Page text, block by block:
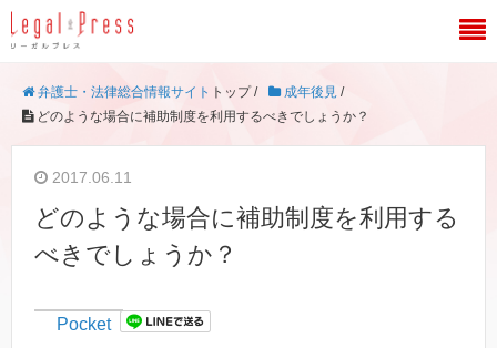
弁護士・法律総合情報サイト トップ / 成年後見 /
どのような場合に補助制度を利用するべきでしょうか？
2017.06.11
どのような場合に補助制度を利用する
べきでしょうか？
Pocket